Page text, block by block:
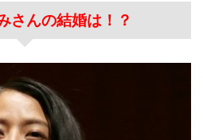
さんの結婚は！？